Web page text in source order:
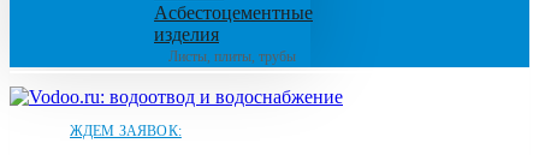
Асбестоцементные
изделия
Листы, плиты, трубы
ЖДЕМ ЗАЯВОК: